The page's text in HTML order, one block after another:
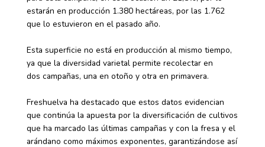
estarán en producción 1.380 hectáreas, por las 1.762
que lo estuvieron en el pasado año.
Esta superficie no está en producción al mismo tiempo,
ya que la diversidad varietal permite recolectar en
dos campañas, una en otoño y otra en primavera.
Freshuelva ha destacado que estos datos evidencian
que continúa la apuesta por la diversificación de cultivos
que ha marcado las últimas campañas y con la fresa y el
arándano como máximos exponentes, garantizándose así